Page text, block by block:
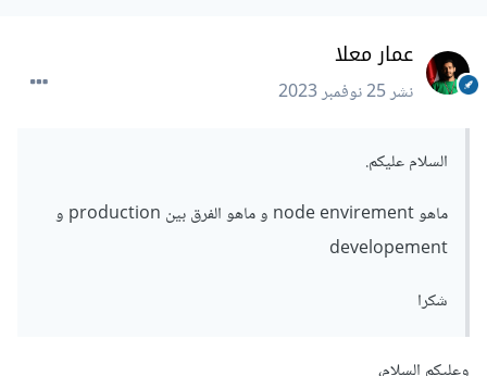
عمار معلا
نشر25 نوفمبر 2023
السلام عليكم.
ماهو node envirement و ماهو الفرق بين production و
developement
شكرا